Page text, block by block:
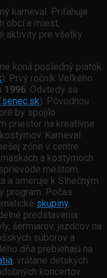
karneval. Priťahuje
obcí a miest,
aktivity pre všetky
koná posledný piatok
). Prvý ročník Veľkého
1996. Odvtedy sa
(senec.sk). Pôvodnou
by spojilo
priestor na kreatívne
Karneval
zóne v centre
maskách a kostýmoch
mestom.
a smeruje k Slnečným
program. Počas
skupiny,
predstavenia
šermiarov, jazdcov na
súborov a
dňa prebiehajú na
, vrátane detských
koncertov